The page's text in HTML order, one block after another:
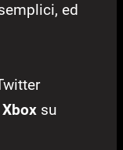
ed
Xbox su